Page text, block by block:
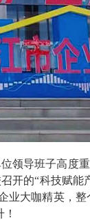
领导班子高度
开的“科技赋
业大咖精英，